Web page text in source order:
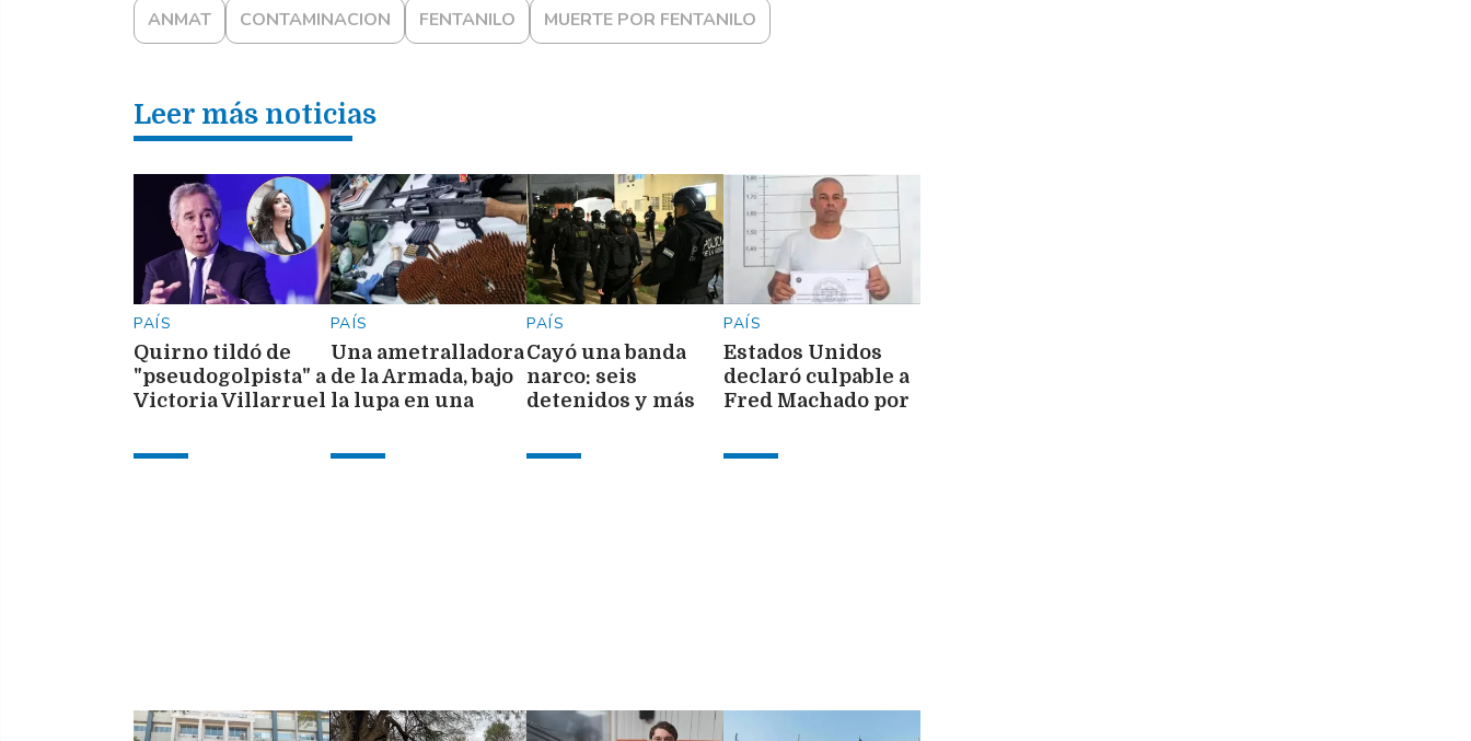
ANMAT CONTAMINACION FENTANILO MUERTE POR FENTANILO
Leer más noticias
PAÍS
Quirno tildó de
"pseudogolpista" a
Victoria Villarruel
renuncia
PAÍS
Una ametralladora
de la Armada, bajo
la lupa en una
PAÍS
Cayó una banda
narco: seis
detenidos y más
secuestradas
PAÍS
Estados Unidos
declaró culpable a
Fred Machado por
fraude